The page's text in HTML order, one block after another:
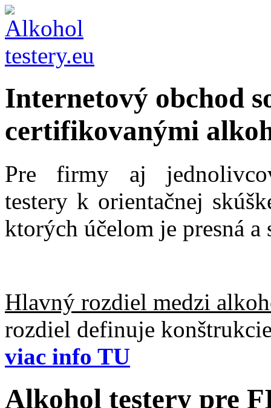
Internetový obchod
certifikovanými
Pre firmy aj
testery k orientačnej
ktorých účelom je presná
Hlavný rozdiel medzi
rozdiel definuje
viac info TU
Alkohol testery pre